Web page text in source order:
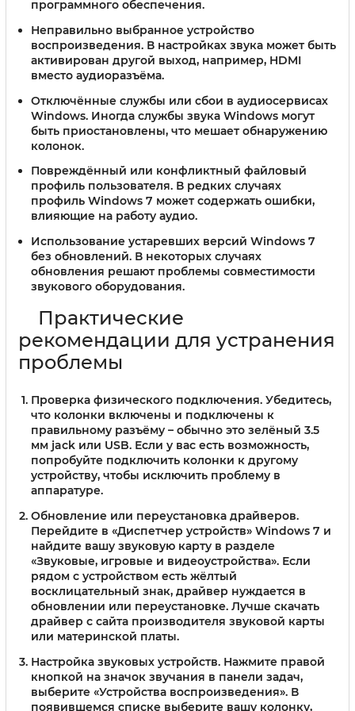
программного обеспечения.
Неправильно выбранное устройство
воспроизведения. В настройках звука может быть
активирован другой выход, например, HDMI
вместо аудиоразъёма.
Отключённые службы или сбои в аудиосервисах
Windows. Иногда службы звука Windows могут
быть приостановлены, что мешает обнаружению
колонок.
Повреждённый или конфликтный файловый
профиль пользователя. В редких случаях
профиль Windows 7 может содержать ошибки,
влияющие на работу аудио.
Использование устаревших версий Windows 7
без обновлений. В некоторых случаях
обновления решают проблемы совместимости
звукового оборудования.
Практические
рекомендации для устранения
проблемы
Проверка физического подключения. Убедитесь,
что колонки включены и подключены к
правильному разъёму – обычно это зелёный 3.5
мм jack или USB. Если у вас есть возможность,
попробуйте подключить колонки к другому
устройству, чтобы исключить проблему в
аппаратуре.
Обновление или переустановка драйверов.
Перейдите в «Диспетчер устройств» Windows 7 и
найдите вашу звуковую карту в разделе
«Звуковые, игровые и видеоустройства». Если
рядом с устройством есть жёлтый
восклицательный знак, драйвер нуждается в
обновлении или переустановке. Лучше скачать
драйвер с сайта производителя звуковой карты
или материнской платы.
Настройка звуковых устройств. Нажмите правой
кнопкой на значок звучания в панели задач,
выберите «Устройства воспроизведения». В
появившемся списке выберите вашу колонку,